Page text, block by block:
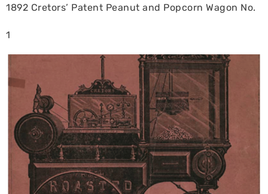
1892 Cretors’ Patent Peanut and Popcorn Wagon No.
1